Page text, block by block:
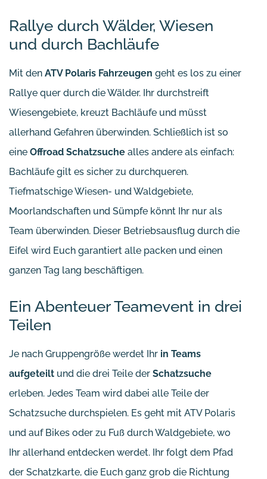
Rallye durch Wälder, Wiesen
und durch Bachläufe
Mit den ATV Polaris Fahrzeugen geht es los zu einer
Rallye quer durch die Wälder. Ihr durchstreift
Wiesengebiete, kreuzt Bachläufe und müsst
allerhand Gefahren überwinden. Schließlich ist so
eine Offroad Schatzsuche alles andere als einfach:
Bachläufe gilt es sicher zu durchqueren.
Tiefmatschige Wiesen- und Waldgebiete,
Moorlandschaften und Sümpfe könnt Ihr nur als
Team überwinden. Dieser Betriebsausflug durch die
Eifel wird Euch garantiert alle packen und einen
ganzen Tag lang beschäftigen.
Ein Abenteuer Teamevent in drei
Teilen
Je nach Gruppengröße werdet Ihr in Teams
aufgeteilt und die drei Teile der Schatzsuche
erleben. Jedes Team wird dabei alle Teile der
Schatzsuche durchspielen. Es geht mit ATV Polaris
und auf Bikes oder zu Fuß durch Waldgebiete, wo
Ihr allerhand entdecken werdet. Ihr folgt dem Pfad
der Schatzkarte, die Euch ganz grob die Richtung